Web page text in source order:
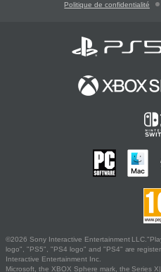
Politique de confidentialité
©2026 Sony Interactive Entertainment
logo", "PS5", "PS4 logo" and "PS4" are
Interactive Entertainment Inc.
Microsoft, the XBOX Sphere mark, the Series